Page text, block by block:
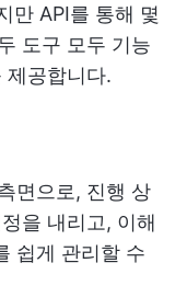
만 API를 통해 몇
도구 모두 기능
제공합니다.
면으로, 진행 상
을 내리고, 이해
쉽게 관리할 수